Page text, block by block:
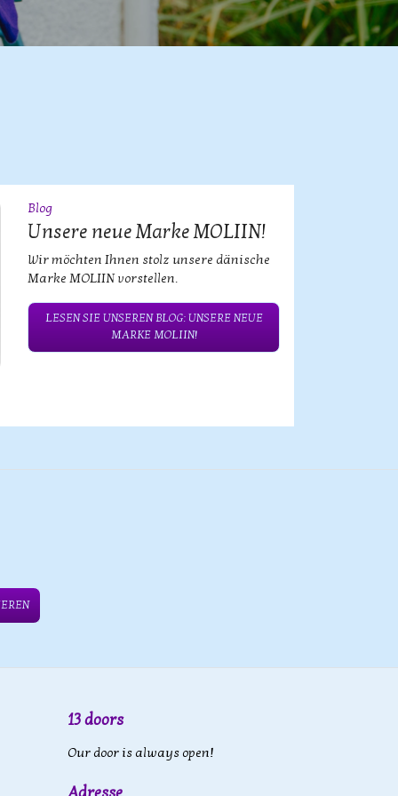
Blog
Unsere neue Marke MOLIIN!
Wir möchten Ihnen stolz unsere dänische
Marke MOLIIN vorstellen.
LESEN SIE UNSEREN BLOG: UNSERE NEUE
MARKE MOLIIN!
13 doors
Our door is always open!